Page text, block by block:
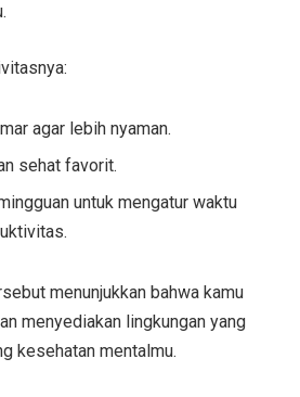
agar lebih nyaman.
sehat favorit.
untuk mengatur waktu
menunjukkan bahwa kamu
menyediakan lingkungan yang
kesehatan mentalmu.